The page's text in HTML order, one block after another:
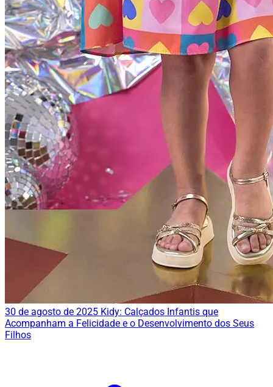
30 de agosto de 2025 Kidy: Calçados Infantis que
Acompanham a Felicidade e o Desenvolvimento dos Seus
Filhos